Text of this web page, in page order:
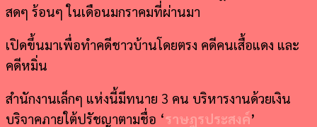
สดๆ ร้อนๆ ในเดือนมกราคมที่ผ่านมา
เปิดขึ้นมาเพื่อทำคดีชาวบ้านโดยตรง คดีคนเสื้อแดง และ
คดีหมิ่น
สำนักงานเล็กๆ แห่งนี้มีทนาย 3 คน บริหารงานด้วยเงิน
บริจาคภายใต้ปรัชญาตามชื่อ ‘ราษฎรประสงค์’